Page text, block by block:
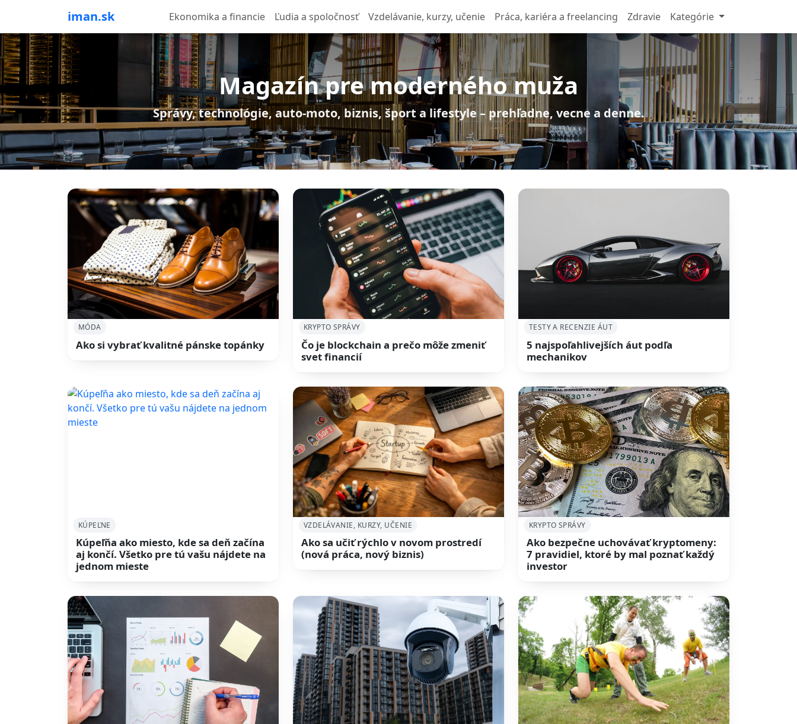
iman.sk Ekonomika a financie Ľudia a spoločnosť Vzdelávanie, kurzy, učenie Práca, kariéra a freelancing Zdravie Kategórie
Magazín pre moderného muža
Správy, technológie, auto-moto, biznis, šport a lifestyle – prehľadne, vecne a denne.
MÓDA
Ako si vybrať kvalitné pánske topánky
KRYPTO SPRÁVY
Čo je blockchain a prečo môže zmeniť
svet financií
TESTY A RECENZIE ÁUT
5 najspoľahlivejších áut podľa
mechanikov
KÚPEĽNE
Kúpeľňa ako miesto, kde sa deň začína
aj končí. Všetko pre tú vašu nájdete na
jednom mieste
VZDELÁVANIE, KURZY, UČENIE
Ako sa učiť rýchlo v novom prostredí
(nová práca, nový biznis)
KRYPTO SPRÁVY
Ako bezpečne uchovávať kryptomeny:
7 pravidiel, ktoré by mal poznať každý
investor